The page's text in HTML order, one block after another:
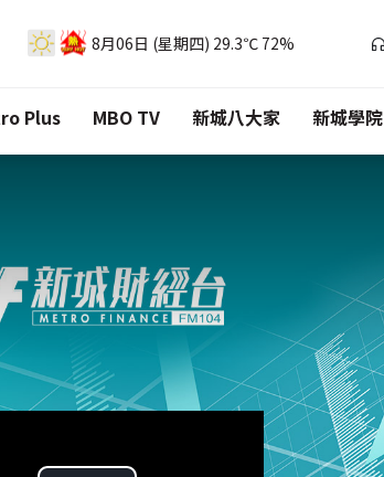
8月06日 (星期四) 29.3℃ 72%
Plus MBO TV 新城八大家 新城學院